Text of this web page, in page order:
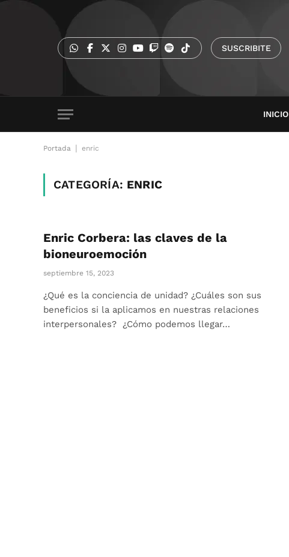
SUSCRIBITE
INICIO
Portada enric
CATEGORÍA: ENRIC
Enric Corbera: las claves de la
bioneuroemoción
septiembre 15, 2023
¿Qué es la conciencia de unidad? ¿Cuáles son sus
beneficios si la aplicamos en nuestras relaciones
interpersonales? ¿Cómo podemos llegar…